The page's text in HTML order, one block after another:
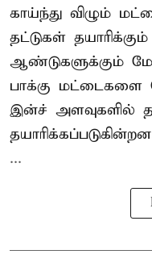
காய்ந்து விழும்
தட்டுகள்
ஆண்டுகளுக்கும்
பாக்கு மட்டைகளை
இன்ச் அளவுகளில்
...